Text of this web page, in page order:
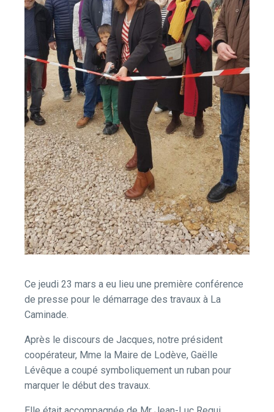
Ce jeudi 23 mars a eu lieu une première conférence
de presse pour le démarrage des travaux à La
Caminade.
Après le discours de Jacques, notre président
coopérateur, Mme la Maire de Lodève, Gaëlle
Lévêque a coupé symboliquement un ruban pour
marquer le début des travaux.